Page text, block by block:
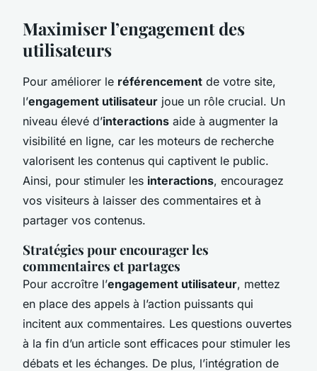
Maximiser l’engagement des
utilisateurs
Pour améliorer le référencement de votre site,
l’engagement utilisateur joue un rôle crucial. Un
niveau élevé d’interactions aide à augmenter la
visibilité en ligne, car les moteurs de recherche
valorisent les contenus qui captivent le public.
Ainsi, pour stimuler les interactions, encouragez
vos visiteurs à laisser des commentaires et à
partager vos contenus.
Stratégies pour encourager les
commentaires et partages
Pour accroître l’engagement utilisateur, mettez
en place des appels à l’action puissants qui
incitent aux commentaires. Les questions ouvertes
à la fin d’un article sont efficaces pour stimuler les
débats et les échanges. De plus, l’intégration de